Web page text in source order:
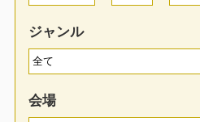
ジャンル
会場